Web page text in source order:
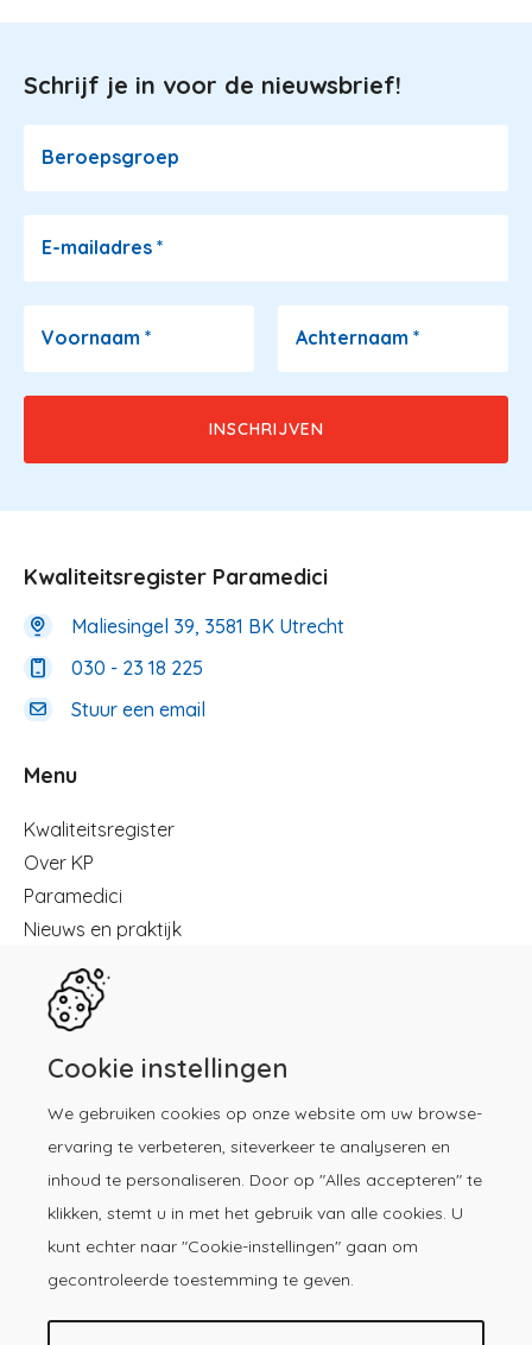
Image
Schrijf je in voor de nieuwsbrief!
Beroepsgroep
E-mailadres *
Voornaam * Achternaam *
Cookie instellingen
We gebruiken cookies op onze website om uw browse-
ervaring te verbeteren, siteverkeer te analyseren en
inhoud te personaliseren. Door op "Alles accepteren" te
klikken, stemt u in met het gebruik van alle cookies. U
kunt echter naar "Cookie-instellingen" gaan om
gecontroleerde toestemming te geven.
Kwaliteitsregister Paramedici
Maliesingel 39, 3581 BK Utrecht
030 - 23 18 225
Stuur een email
Menu
Menu
Kwaliteitsregister
Over KP
Paramedici
Nieuws en praktijk
Registreren
Kennisbibliotheek
Herregistratie
Contact